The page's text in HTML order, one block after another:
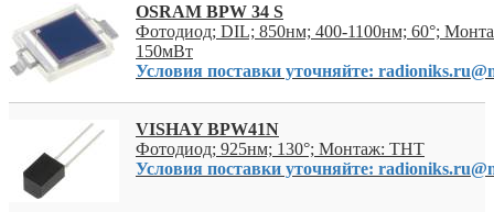
OSRAM BPW 34 S
Фотодиод; DIL; 850нм; 400-1100нм; 60°;
150мВт
Условия поставки уточняйте:
VISHAY BPW41N
Фотодиод; 925нм; 130°; Монтаж: THT
Условия поставки уточняйте: